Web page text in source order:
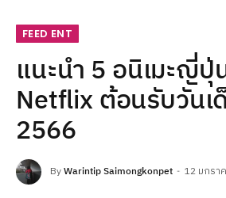
FEED ENT
แนะนำ 5 อนิเมะญี่
Netflix ต้อนรับวันเ
2566
ByWarintip Saimongkonpet 12 มกรา